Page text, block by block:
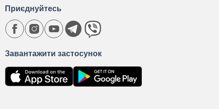
Завантажити застосунок
Приєднуйтесь